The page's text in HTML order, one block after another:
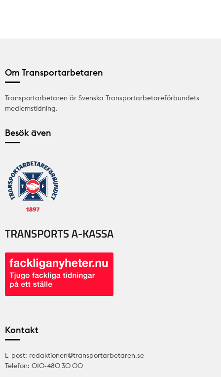
Om Transportarbetaren
Transportarbetaren är Svenska Transportarbetareförbundets
medlemstidning.
Besök även
Kontakt
E-post: redaktionen@transportarbetaren.se
Telefon: 010-480 30 00